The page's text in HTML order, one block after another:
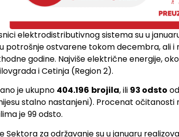
elektrodistributivnog sistema su u
potrošnje ostvarene tokom decembra, ali i
godine. Najviše električne energije,
i Cetinja (Region 2).
je ukupno 404.196 brojila, ili 93 odsto
stalno nastanjeni). Procenat
je 99 odsto.
Sektora za održavanje su u januaru